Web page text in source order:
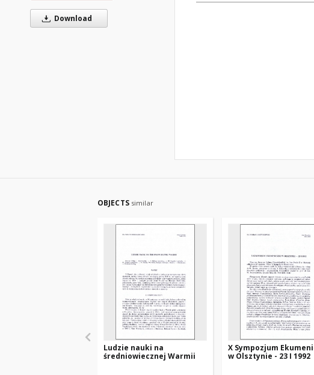
Download
OBJECTS similar
Ludzie nauki na
średniowiecznej Warmii
X Sympozjum
w Olsztynie - 23 I 1992